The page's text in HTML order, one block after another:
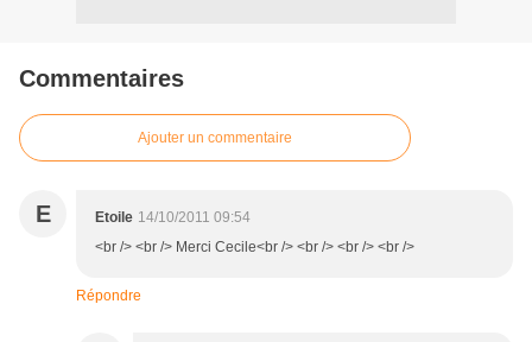
Commentaires
Ajouter un commentaire
E Etoile 14/10/2011 09:54
<br /> <br /> Merci Cecile<br /> <br /> <br /> <br />
Répondre